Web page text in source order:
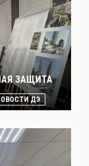
ЗАЩИТА
ДЭ